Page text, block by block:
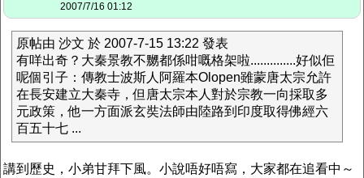
2007/7/16 01:12
原帖由 沙文 於 2007-7-15 13:22 發表
有咩出奇？大秦景教不嬲都係咁嘅格架啦..............好似佢
呢個引子：傳教士波斯人阿羅本Olopen雖蒙唐太宗允許
在長安建立大秦寺，但唐太宗本人對於宗教一向採取多
元政策，他一方面派玄奘法師由陸路到印度取得佛經六
百五十七 ...
講到歷史，小弟甘拜下風。小說唔好唔寫，大家都在追看中～